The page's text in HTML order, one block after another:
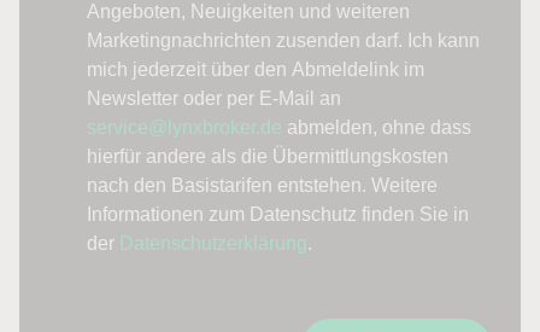
Angeboten, Neuigkeiten und weiteren
Marketingnachrichten zusenden darf. Ich kann
mich jederzeit über den Abmeldelink im
Newsletter oder per E-Mail an
service@lynxbroker.de abmelden, ohne dass
hierfür andere als die Übermittlungskosten
nach den Basistarifen entstehen. Weitere
Informationen zum Datenschutz finden Sie in
der Datenschutzerklärung.